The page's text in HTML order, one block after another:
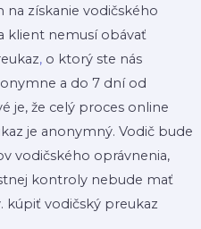
na získanie vodičského
klient nemusí obávať
,o ktorý ste nás
a do 7 dní od
je, že celý proces online
je anonymný. Vodič bude
vodičského oprávnenia,
kontroly nebude mať
kúpiť vodičský preukaz